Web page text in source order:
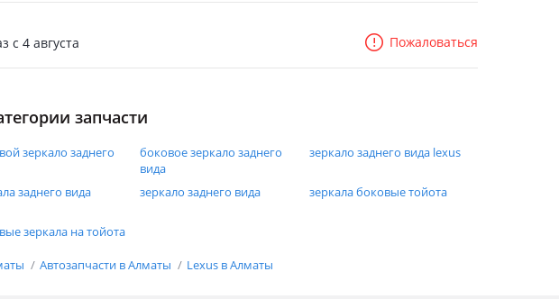
c 4 августа Пожаловаться
запчасти
зеркало заднего
боковое зеркало заднего
вида
зеркало заднего вида lexus
заднего вида зеркало заднего вида зеркала боковые тойота
зеркала на тойота
Автозапчасти в Алматы Lexus в Алматы